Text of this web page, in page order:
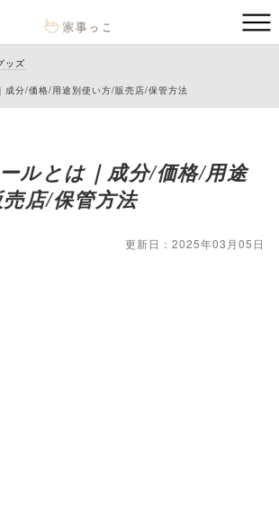
ッズ
成分/価格/用途別使い方/販売店/保管方法
ルとは｜成分/価格/用途
店/保管方法
更新日：2025年03月05日